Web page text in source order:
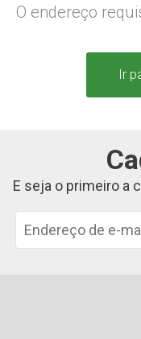
O endereço
Ir
E seja o primeiro a